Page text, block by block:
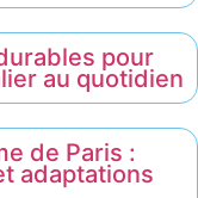
pour
au quotidien
de Paris :
adaptations